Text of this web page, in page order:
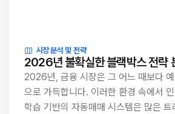
시장 분석 및 전략
2026년 불확실한 블랙박스 전략
2026년, 금융 시장은 그 어느 때보다
으로 가득합니다. 이러한 환경 속에서
학습 기반의 자동매매 시스템은 많은